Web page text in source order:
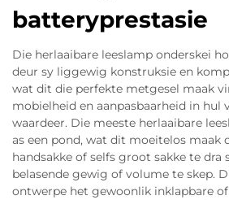
batteryprestasie
Die herlaaibare leeslamp onderskei
deur sy liggewig konstruksie en
wat dit die perfekte metgesel maak
mobielheid en aanpasbaarheid in
waardeer. Die meeste herlaaibare
as een pond, wat dit moeitelos maak
handsakke of selfs groot sakke te dra
belasende gewig of volume te skep.
ontwerpe het gewoonlik inklapbare